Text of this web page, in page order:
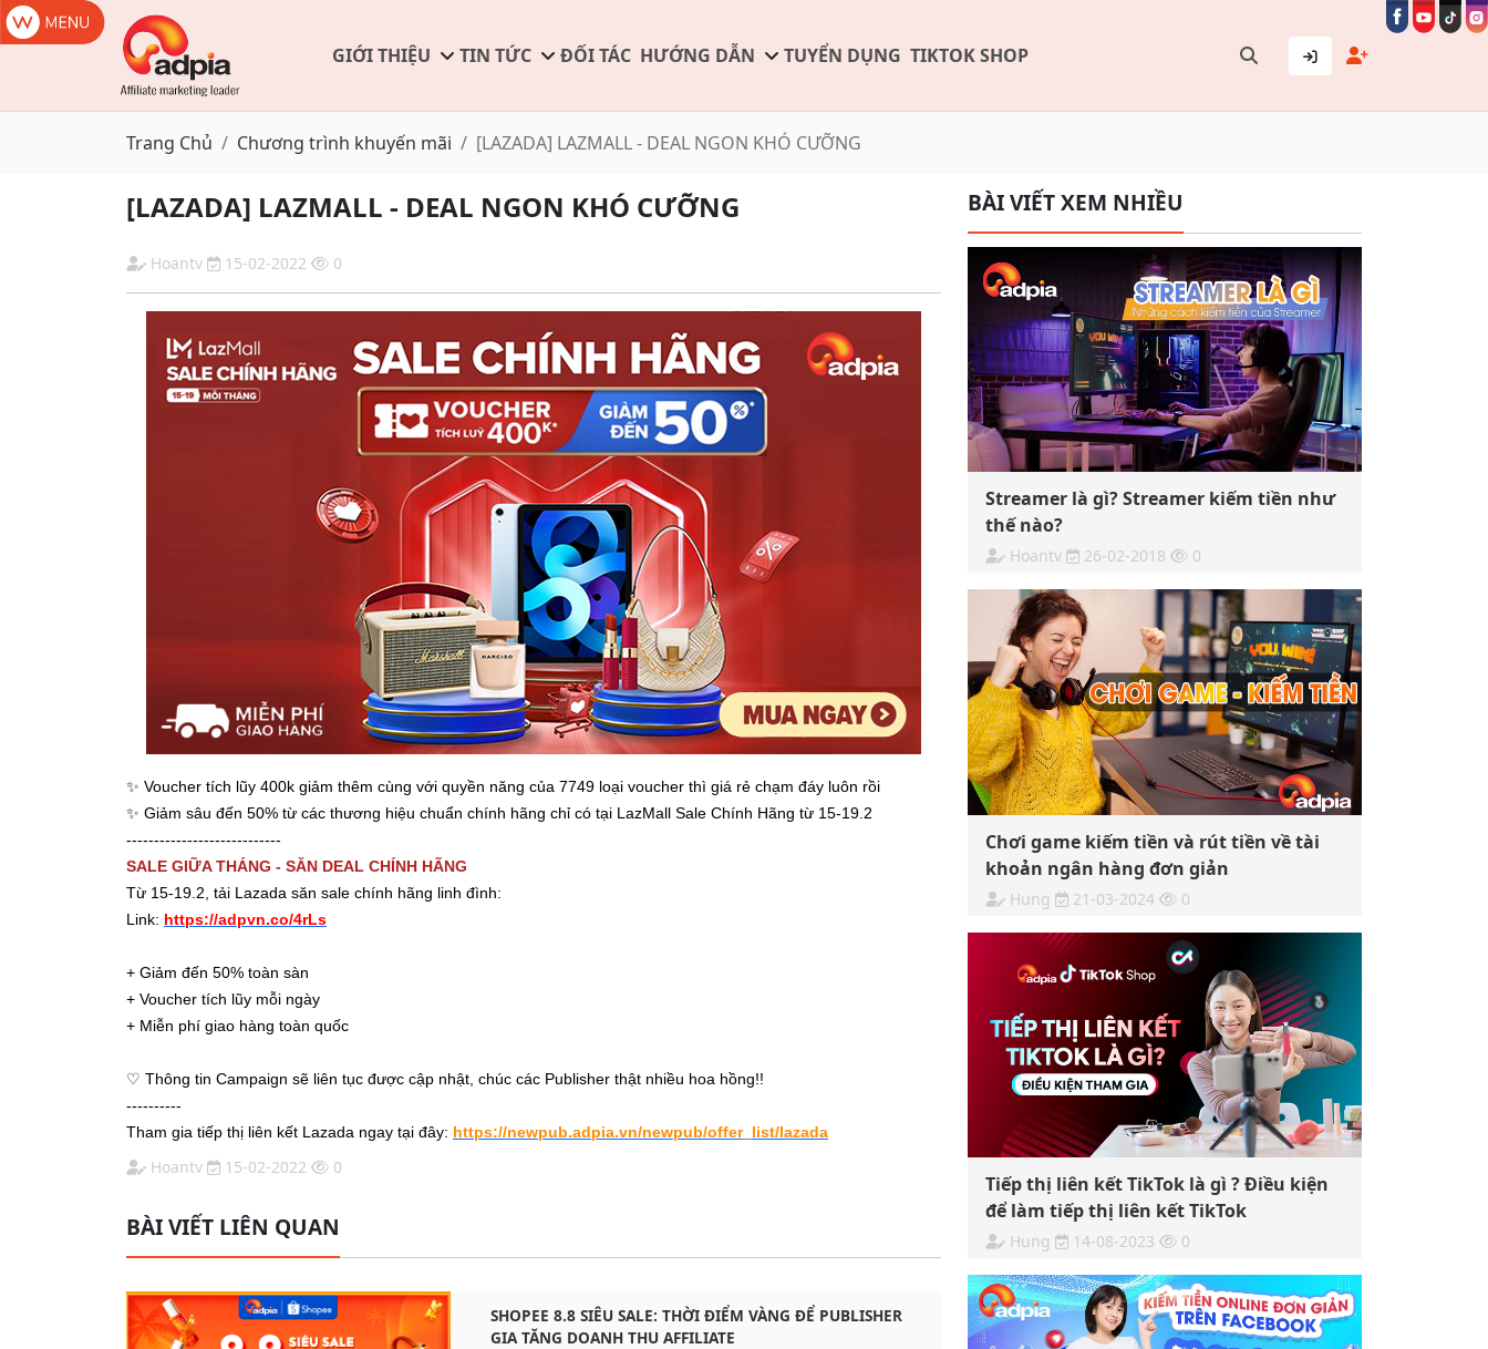
GIỚI THIỆU TIN TỨC ĐỐI TÁC HƯỚNG DẪN TUYỂN DỤNG TIKTOK SHOP
Trang Chủ Chương trình khuyến mãi [LAZADA] LAZMALL - DEAL NGON KHÓ CƯỠNG
[LAZADA] LAZMALL - DEAL NGON KHÓ CƯỠNG
Hoantv 15-02-2022 0
✨ Voucher tích lũy 400k giảm thêm cùng với quyền năng của 7749 loại voucher thì giá rẻ chạm đáy luôn rồi
✨ Giảm sâu đến 50% từ các thương hiệu chuẩn chính hãng chỉ có tại LazMall Sale Chính Hãng từ 15-19.2
----------------------------
SALE GIỮA THÁNG - SĂN DEAL CHÍNH HÃNG
Từ 15-19.2, tải Lazada săn sale chính hãng linh đình:
Link: https://adpvn.co/4rLs
+ Giảm đến 50% toàn sàn
+ Voucher tích lũy mỗi ngày
+ Miễn phí giao hàng toàn quốc
♡ Thông tin Campaign sẽ liên tục được cập nhật, chúc các Publisher thật nhiều hoa hồng!!
----------
Tham gia tiếp thị liên kết Lazada ngay tại đây: https://newpub.adpia.vn/newpub/offer_list/lazada
Hoantv 15-02-2022 0
BÀI VIẾT LIÊN QUAN
SHOPEE 8.8 SIÊU SALE: THỜI ĐIỂM VÀNG ĐỂ PUBLISHER
GIA TĂNG DOANH THU AFFILIATE
BÀI VIẾT XEM NHIỀU
Streamer là gì? Streamer kiếm tiền như
thế nào?
Hoantv 26-02-2018 0
Chơi game kiếm tiền và rút tiền về tài
khoản ngân hàng đơn giản
Hung 21-03-2024 0
Tiếp thị liên kết TikTok là gì ? Điều kiện
để làm tiếp thị liên kết TikTok
Hung 14-08-2023 0